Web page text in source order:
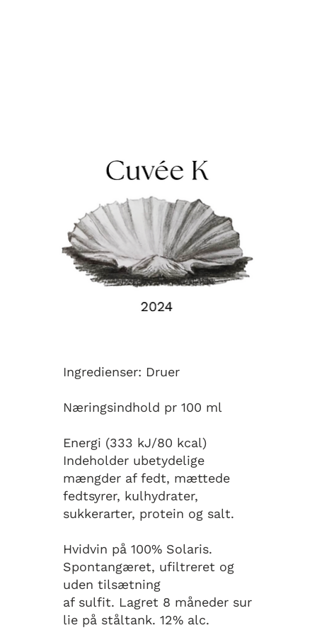
Ingredienser: Druer
Næringsindhold pr 100 ml
Energi (333 kJ/80 kcal)
Indeholder ubetydelige
mængder af fedt, mættede
fedtsyrer, kulhydrater,
sukkerarter, protein og salt.
Hvidvin på 100% Solaris.
Spontangæret, ufiltreret og
uden tilsætning
af sulfit. Lagret 8 måneder sur
lie på ståltank. 12% alc.